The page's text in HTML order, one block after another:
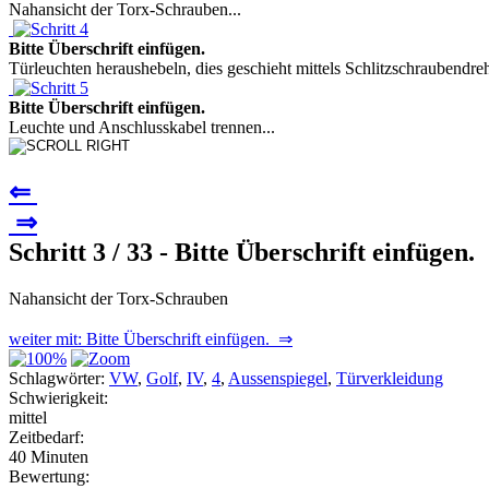
Nahansicht der Torx-Schrauben...
Bitte Überschrift einfügen.
Türleuchten heraushebeln, dies geschieht mittels
Bitte Überschrift einfügen.
Leuchte und Anschlusskabel trennen...
⇐
⇒
Schritt 3 / 33 - Bitte Überschrift einfügen.
Nahansicht der Torx-Schrauben
weiter mit: Bitte Überschrift einfügen. ⇒
Schlagwörter: VW, Golf, IV, 4, Aussenspiegel, Türverkleidung
Schwierigkeit:
mittel
Zeitbedarf:
40 Minuten
Bewertung: